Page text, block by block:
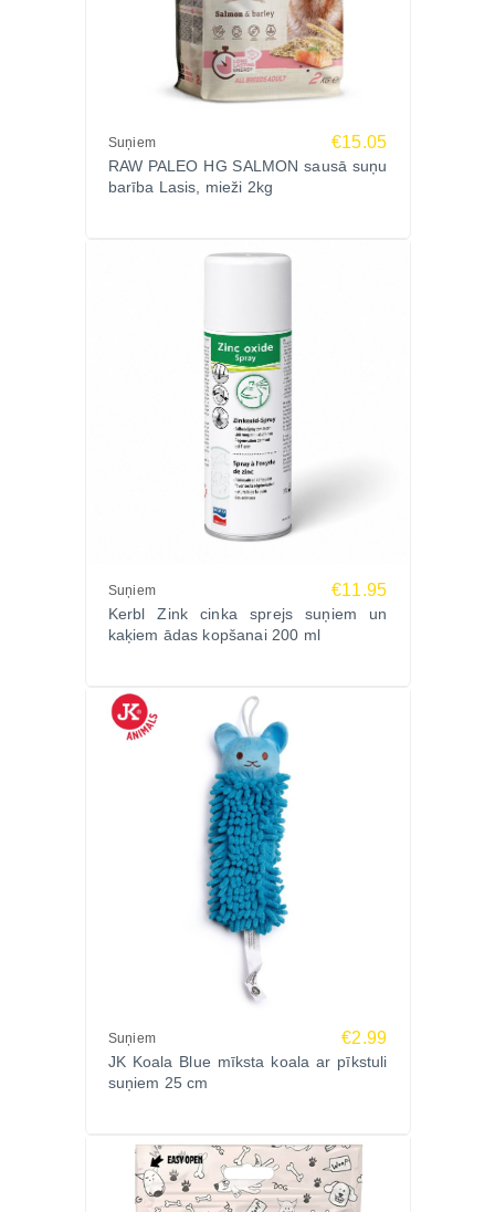
Suņiem €15.05
RAW PALEO HG SALMON sausā suņu
barība Lasis, mieži 2kg
Suņiem €11.95
Kerbl Zink cinka sprejs suņiem un
kaķiem ādas kopšanai 200 ml
Suņiem €2.99
JK Koala Blue mīksta koala ar pīkstuli
suņiem 25 cm